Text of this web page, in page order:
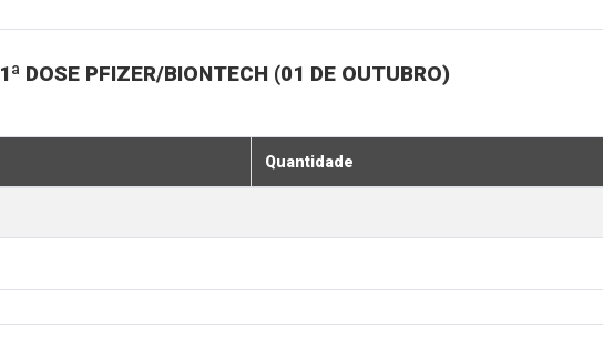
DOSE PFIZER/BIONTECH (01 DE OUTUBRO)
Quantidade